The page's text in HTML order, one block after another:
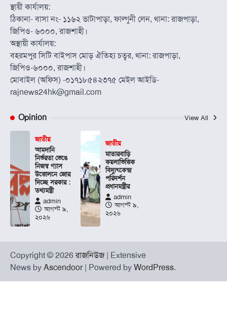
স্থায়ী কার্যালয়:
ঠিকানা- বাসা নং- ১১৬২ ভাটাপাড়া, ফাল্গুনী লেন, থানা: রাজপাড়া,
জিপিও- ৬০০০, রাজশাহী।
অস্থায়ী কার্যালয়:
বহরমপুর সিটি বাইপাস মোড় ঐতিহ্য চত্বর, থানা: রাজপাড়া,
জিপিও-৬০০০, রাজশাহী।
মোবাইল (অফিস) -০১৭১৮৫৪২৩৭৫ মেইল আইডি-
rajnews24hk@gmail.com
Opinion View All
জাতীয়
আমদানি
নির্ভরতা ভেঙে
নিজস্ব গ্যাস
উত্তোলনে জোর
দিচ্ছে সরকার :
তথ্যমন্ত্রী
admin
আগস্ট ৯,
২০২৬
জাতীয়
মাতারবাড়ি
কয়লাভিত্তিক
বিদ্যুৎকেন্দ্র
পরিদর্শন
প্রধানমন্ত্রীর
admin
আগস্ট ৯,
২০২৬
Copyright © 2026রাজনিউজ| Extensive
News by Ascendoor| Powered by WordPress.